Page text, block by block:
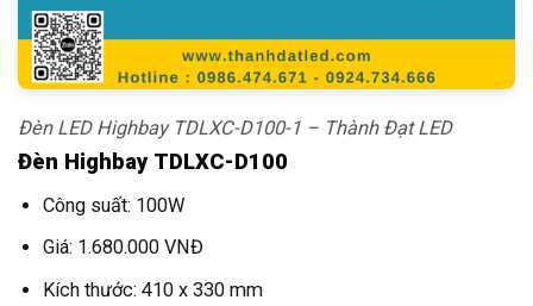
Đèn LED Highbay TDLXC-D100-1 – Thành Đạt LED
Đèn Highbay TDLXC-D100
Công suất: 100W
Giá: 1.680.000 VNĐ
Kích thước: 410 x 330 mm